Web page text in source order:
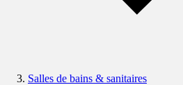
Salles de bains & sanitaires